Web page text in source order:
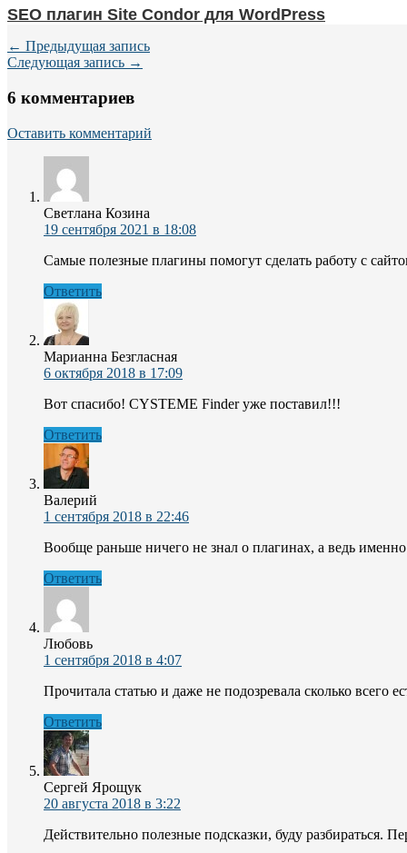
SEO плагин Site Condor для WordPress
← Предыдущая запись
Следующая запись →
6 комментариев
Оставить комментарий
Светлана Козина
19 сентября 2021 в 18:08
Самые полезные плагины помогут сделать работу с
Ответить
Марианна Безгласная
6 октября 2018 в 17:09
Вот спасибо! CYSTEME Finder уже поставил!!!
Ответить
Валерий
1 сентября 2018 в 22:46
Вообще раньше ничего не знал о плагинах, а ведь
Ответить
Любовь
1 сентября 2018 в 4:07
Прочитала статью и даже не подозревала сколько всего
Ответить
Сергей Ярощук
20 августа 2018 в 3:22
Действительно полезные подсказки, буду разбираться.